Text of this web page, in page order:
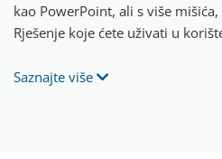
kao PowerPoint, ali s više
Rješenje koje ćete uživati u
Saznajte više